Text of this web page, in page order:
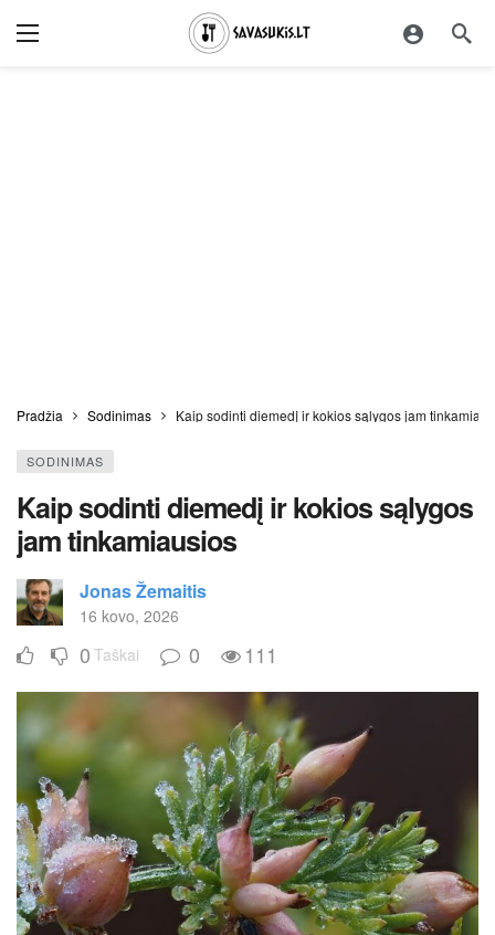
Pradžia Sodinimas Kaip sodinti diemedį ir kokios sąlygos jam
SODINIMAS
Kaip sodinti diemedį ir kokios sąlygos
jam tinkamiausios
Jonas Žemaitis
16 kovo, 2026
0 Taškai 0 111